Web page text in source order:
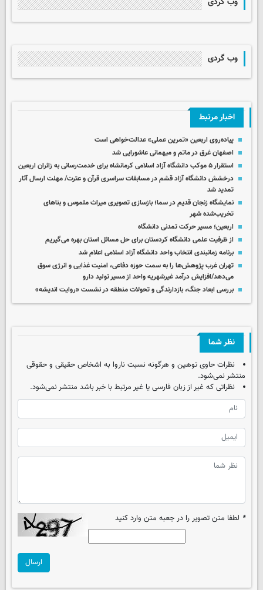
وب گردی
اخبار مرتبط
پیاده‌روی اربعین «تمرین عملی» عدالت‌خواهی است
اصفهان غرق در ماتم و میهمانی عاشورایی شد
استقرار ۵ موکب دانشگاه آزاد اسلامی کرمانشاه برای خدمت‌رسانی به زائران اربعین
درخشش دانشگاه آزاد قشم در مسابقات سراسری قرآن و عترت/ مهلت ارسال آثار
تمدید شد
نمایشگاه زنجان قدیم در سما؛ بازسازی تصویری میراث ملموس و بناهای
تخریب‌شده شهر
اربعین؛ مسیر حرکت تمدنی دانشگاه
از ظرفیت علمی دانشگاه کردستان برای حل مسائل استان بهره می‌گیریم
برنامه زمانبندی انتخاب واحد دانشگاه آزاد اسلامی اعلام شد
تهران غرب پژوهش‌ها را به سمت حوزه دفاعی، امنیت غذایی و انرژی سوق
می‌دهد/افزایش درآمد غیرشهریه واحد از مسیر تولید دارو
بررسی ابعاد جنگ، بازدارندگی و تحولات منطقه در نشست «روایت اندیشه»
نظر شما
نظرات حاوی توهین و هرگونه نسبت ناروا به اشخاص حقیقی و حقوقی
منتشر نمی‌شود.
نظراتی که غیر از زبان فارسی یا غیر مرتبط با خبر باشد منتشر نمی‌شود.
* لطفا متن تصویر را در جعبه متن وارد کنید
ارسال